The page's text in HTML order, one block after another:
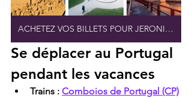
ACHETEZ VOS BILLETS POUR JERONIMOS EN LIGNE
Se déplacer au Portugal
pendant les vacances
Trains : Comboios de Portugal (CP)